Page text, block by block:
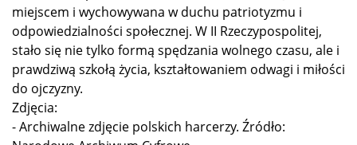
miejscem i wychowywana w duchu patriotyzmu i
odpowiedzialności społecznej. W II Rzeczypospolitej,
stało się nie tylko formą spędzania wolnego czasu, ale i
prawdziwą szkołą życia, kształtowaniem odwagi i miłości
do ojczyzny.
Zdjęcia:
- Archiwalne zdjęcie polskich harcerzy. Źródło: